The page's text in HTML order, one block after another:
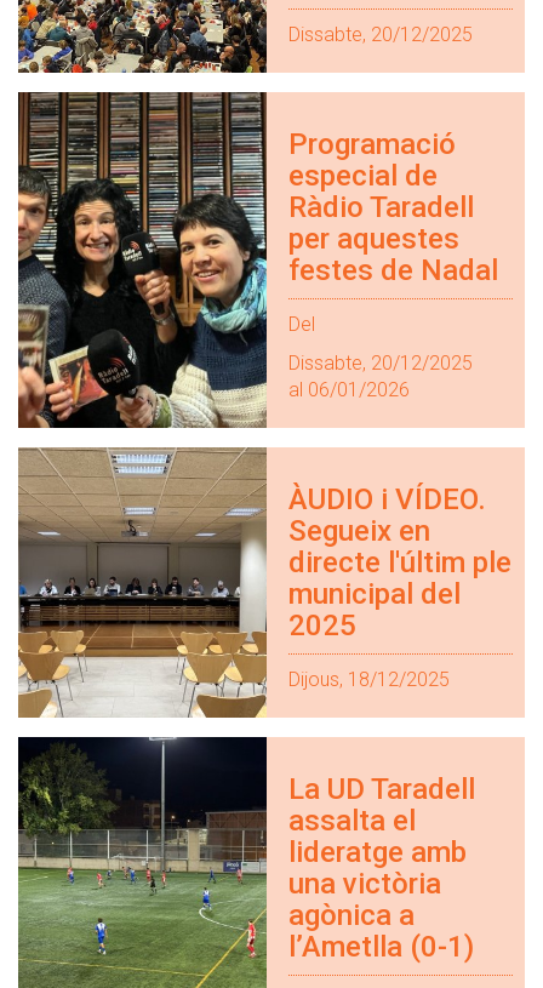
Dissabte, 20/12/2025
Programació
especial de
Ràdio Taradell
per aquestes
festes de Nadal
Del
Dissabte, 20/12/2025
al 06/01/2026
ÀUDIO i VÍDEO.
Segueix en
directe l'últim ple
municipal del
2025
Dijous, 18/12/2025
La UD Taradell
assalta el
lideratge amb
una victòria
agònica a
l’Ametlla (0-1)